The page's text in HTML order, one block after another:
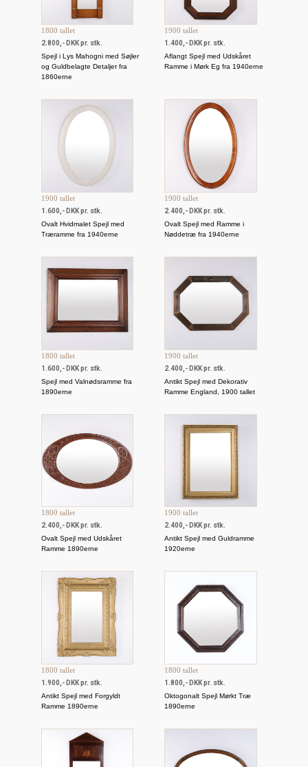
1800 tallet
2.800,- DKK pr. stk.
Spejl i Lys Mahogni med Søjler
og Guldbelagte Detaljer fra
1860erne
1900 tallet
1.400,- DKK pr. stk.
Aflangt Spejl med Udskåret
Ramme i Mørk Eg fra 1940erne
1900 tallet
1.600,- DKK pr. stk.
Ovalt Hvidmalet Spejl med
Træramme fra 1940erne
1900 tallet
2.400,- DKK pr. stk.
Ovalt Spejl med Ramme i
Nøddetræ fra 1940erne
1800 tallet
1.600,- DKK pr. stk.
Spejl med Valnødsramme fra
1890erne
1900 tallet
2.400,- DKK pr. stk.
Antikt Spejl med Dekorativ
Ramme England, 1900 tallet
1800 tallet
2.400,- DKK pr. stk.
Ovalt Spejl med Udskåret
Ramme 1890erne
1900 tallet
2.400,- DKK pr. stk.
Antikt Spejl med Guldramme
1920erne
1800 tallet
1.900,- DKK pr. stk.
Antikt Spejl med Forgyldt
Ramme 1890erne
1800 tallet
1.800,- DKK pr. stk.
Oktogonalt Spejl Mørkt Træ
1890erne